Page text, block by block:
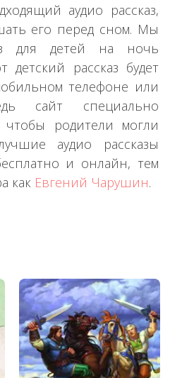
аудио рассказ,
его перед сном. Мы
для детей на ночь
детский рассказ будет
телефоне или
сайт специально
чтобы родители могли
аудио рассказы
и онлайн, тем
как Евгений Чарушин.